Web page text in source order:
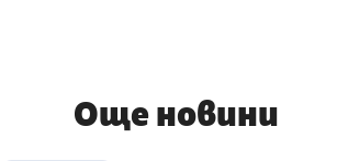
Още новини